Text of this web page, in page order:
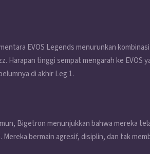
EVOS Legends menurunkan
Harapan tinggi sempat mengarah ke EVOS
di akhir Leg 1.
Bigetron menunjukkan bahwa mereka
Mereka bermain agresif, disiplin, dan tak